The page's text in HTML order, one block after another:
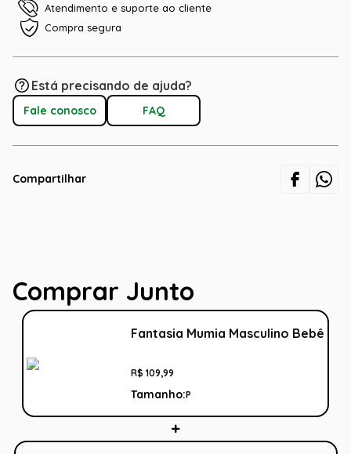
Atendimento e suporte ao cliente
Compra segura
Está precisando de ajuda?
Fale conosco FAQ
Compartilhar
Comprar Junto
Fantasia Mumia Masculino Bebê
R$ 109,99
Tamanho:P